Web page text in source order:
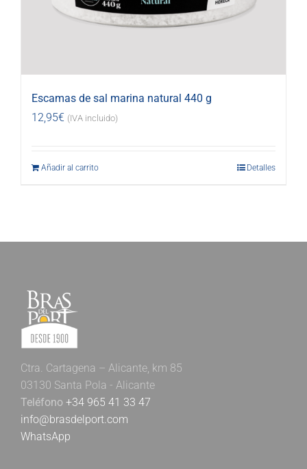
Escamas de sal marina natural 440 g
12,95€ (IVA incluido)
Añadir al carrito Detalles
Ctra. Cartagena – Alicante, km 85
03130 Santa Pola - Alicante
Teléfono +34 965 41 33 47
info@brasdelport.com
WhatsApp